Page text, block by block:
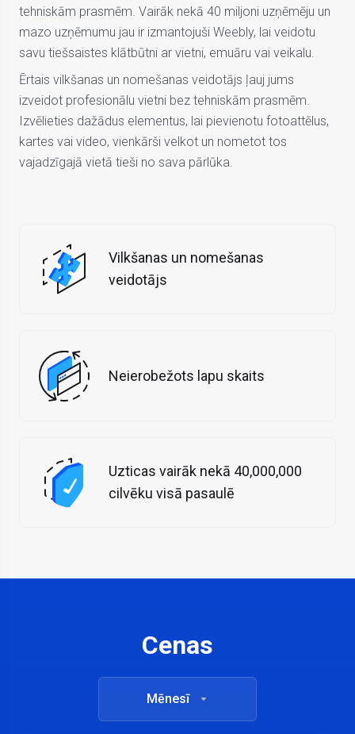
tehniskām prasmēm. Vairāk nekā 40 miljoni uzņēmēju un
mazo uzņēmumu jau ir izmantojuši Weebly, lai veidotu
savu tiešsaistes klātbūtni ar vietni, emuāru vai veikalu.
Ērtais vilkšanas un nomešanas veidotājs ļauj jums
izveidot profesionālu vietni bez tehniskām prasmēm.
Izvēlieties dažādus elementus, lai pievienotu fotoattēlus,
kartes vai video, vienkārši velkot un nometot tos
vajadzīgajā vietā tieši no sava pārlūka.
Vilkšanas un nomešanas
veidotājs
Neierobežots lapu skaits
Uzticas vairāk nekā 40,000,000
cilvēku visā pasaulē
Cenas
Mēnesī